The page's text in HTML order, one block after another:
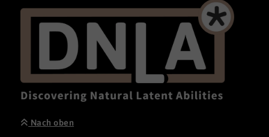
Nach oben